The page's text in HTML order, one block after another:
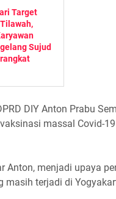
Target
Sujud
DIY Anton Prabu
massal Covid-
Anton, menjadi upaya
masih terjadi di